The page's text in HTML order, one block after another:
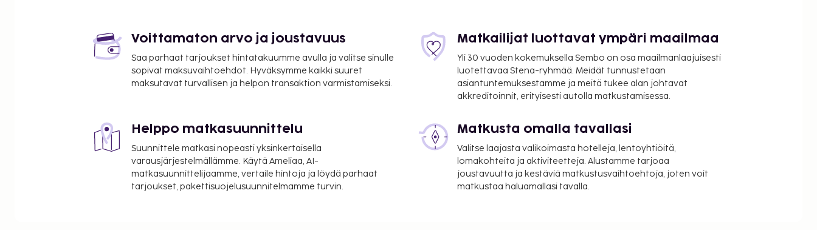
Voittamaton arvo ja joustavuus
Saa parhaat tarjoukset hintatakuumme avulla ja valitse sinulle
sopivat maksuvaihtoehdot. Hyväksymme kaikki suuret
maksutavat turvallisen ja helpon transaktion varmistamiseksi.
Matkailijat luottavat ympäri maailmaa
Yli 30 vuoden kokemuksella Sembo on osa maailmanlaajuisesti
luotettavaa Stena-ryhmää. Meidät tunnustetaan
asiantuntemuksestamme ja meitä tukee alan johtavat
akkreditoinnit, erityisesti autolla matkustamisessa.
Helppo matkasuunnittelu
Suunnittele matkasi nopeasti yksinkertaisella
varausjärjestelmällämme. Käytä Ameliaa, AI-
matkasuunnittelijaamme, vertaile hintoja ja löydä parhaat
tarjoukset, pakettisuojelusuunnitelmamme turvin.
Matkusta omalla tavallasi
Valitse laajasta valikoimasta hotelleja, lentoyhtiöitä,
lomakohteita ja aktiviteetteja. Alustamme tarjoaa
joustavuutta ja kestäviä matkustusvaihtoehtoja, joten voit
matkustaa haluamallasi tavalla.